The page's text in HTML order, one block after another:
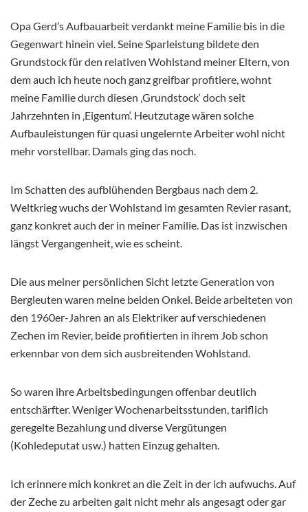
Opa Gerd’s Aufbauarbeit verdankt meine Familie bis in die
Gegenwart hinein viel. Seine Sparleistung bildete den
Grundstock für den relativen Wohlstand meiner Eltern, von
dem auch ich heute noch ganz greifbar profitiere, wohnt
meine Familie durch diesen ‚Grundstock‘ doch seit
Jahrzehnten in ‚Eigentum‘. Heutzutage wären solche
Aufbauleistungen für quasi ungelernte Arbeiter wohl nicht
mehr vorstellbar. Damals ging das noch.
Im Schatten des aufblühenden Bergbaus nach dem 2.
Weltkrieg wuchs der Wohlstand im gesamten Revier rasant,
ganz konkret auch der in meiner Familie. Das ist inzwischen
längst Vergangenheit, wie es scheint.
Die aus meiner persönlichen Sicht letzte Generation von
Bergleuten waren meine beiden Onkel. Beide arbeiteten von
den 1960er-Jahren an als Elektriker auf verschiedenen
Zechen im Revier, beide profitierten in ihrem Job schon
erkennbar von dem sich ausbreitenden Wohlstand.
So waren ihre Arbeitsbedingungen offenbar deutlich
entschärfter. Weniger Wochenarbeitsstunden, tariflich
geregelte Bezahlung und diverse Vergütungen
(Kohledeputat usw.) hatten Einzug gehalten.
Ich erinnere mich konkret an die Zeit in der ich aufwuchs. Auf
der Zeche zu arbeiten galt nicht mehr als angesagt oder gar